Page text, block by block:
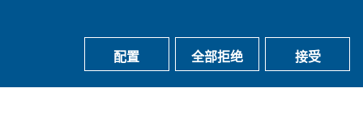
配置 全部拒绝 接受
shopping_cart